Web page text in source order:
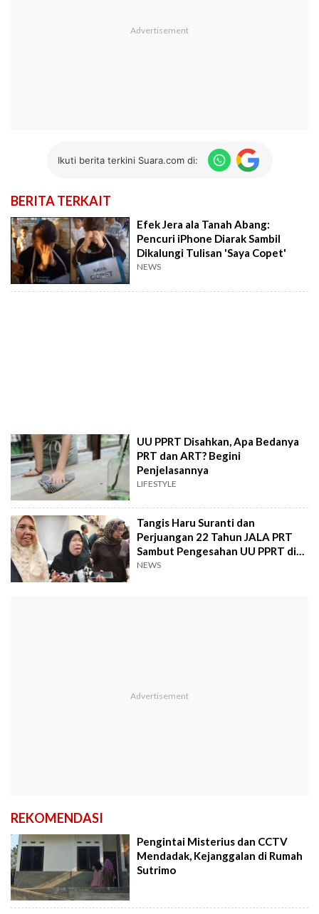
Ikuti berita terkini Suara.com di:
BERITA TERKAIT
Efek Jera ala Tanah Abang:
Pencuri iPhone Diarak Sambil
Dikalungi Tulisan 'Saya Copet'
NEWS
UU PPRT Disahkan, Apa Bedanya
PRT dan ART? Begini
Penjelasannya
LIFESTYLE
Tangis Haru Suranti dan
Perjuangan 22 Tahun JALA PRT
Sambut Pengesahan UU PPRT di
DPR
NEWS
REKOMENDASI
Pengintai Misterius dan CCTV
Mendadak, Kejanggalan di Rumah
Sutrimo